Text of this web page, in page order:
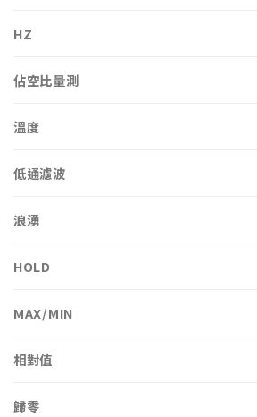
HZ
佔空比量測
溫度
低通濾波
浪湧
HOLD
MAX/MIN
相對值
歸零